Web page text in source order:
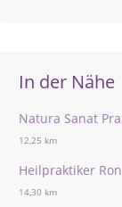
In der Nähe
Natura Sanat
12,25 km
Heilpraktiker
14,30 km